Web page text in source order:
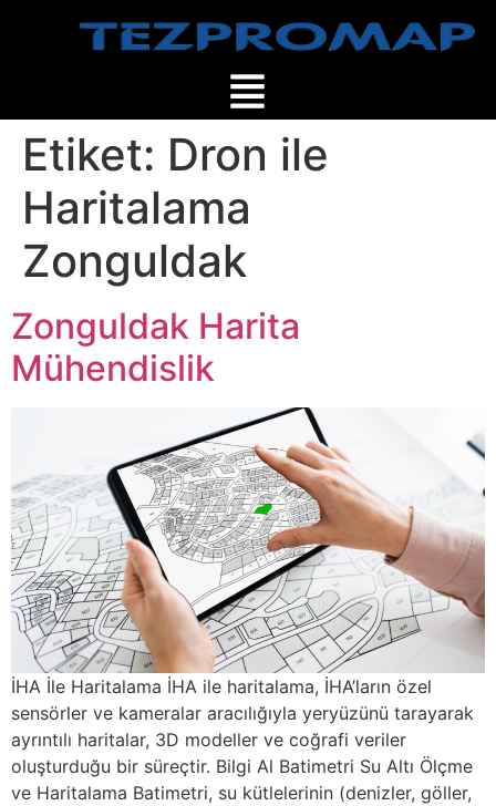
Etiket: Dron ile
Haritalama
Zonguldak
Zonguldak Harita
Mühendislik
İHA İle Haritalama İHA ile haritalama, İHA’ların özel
sensörler ve kameralar aracılığıyla yeryüzünü tarayarak
ayrıntılı haritalar, 3D modeller ve coğrafi veriler
oluşturduğu bir süreçtir. Bilgi Al Batimetri Su Altı Ölçme
ve Haritalama Batimetri, su kütlelerinin (denizler, göller,